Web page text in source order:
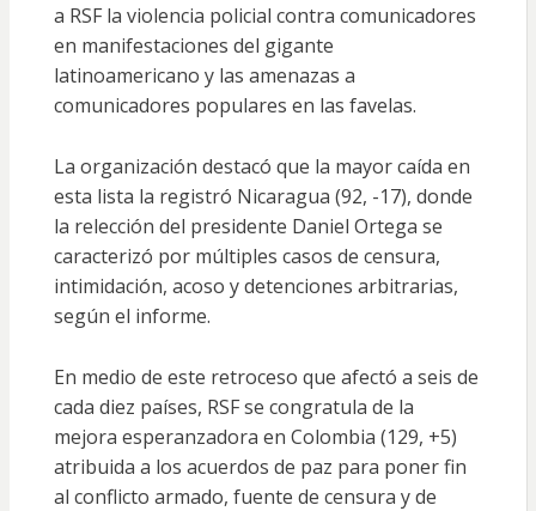
a RSF la violencia policial contra comunicadores
en manifestaciones del gigante
latinoamericano y las amenazas a
comunicadores populares en las favelas.
La organización destacó que la mayor caída en
esta lista la registró Nicaragua (92, -17), donde
la relección del presidente Daniel Ortega se
caracterizó por múltiples casos de censura,
intimidación, acoso y detenciones arbitrarias,
según el informe.
En medio de este retroceso que afectó a seis de
cada diez países, RSF se congratula de la
mejora esperanzadora en Colombia (129, +5)
atribuida a los acuerdos de paz para poner fin
al conflicto armado, fuente de censura y de